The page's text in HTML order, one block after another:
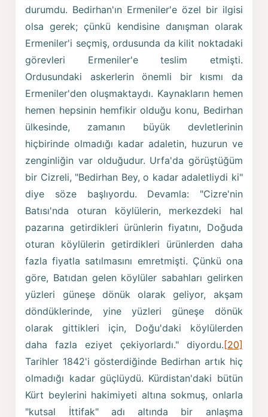
durumdu. Bedirhan'ın Ermeniler'e özel bir ilgisi
olsa gerek; çünkü kendisine danışman olarak
Ermeniler'i seçmiş, ordusunda da kilit noktadaki
görevleri Ermeniler'e teslim etmişti.
Ordusundaki askerlerin önemli bir kısmı da
Ermeniler'den oluşmaktaydı. Kaynakların hemen
hemen hepsinin hemfikir olduğu konu, Bedirhan
ülkesinde, zamanın büyük devletlerinin
hiçbirinde olmadığı kadar adaletin, huzurun ve
zenginliğin var olduğudur. Urfa'da görüştüğüm
bir Cizreli, "Bedirhan Bey, o kadar adaletliydi ki"
diye söze başlıyordu. Devamla: "Cizre'nin
Batısı'nda oturan köylülerin, merkezdeki hal
pazarına getirdikleri ürünlerin fiyatını, Doğuda
oturan köylülerin getirdikleri ürünlerden daha
fazla fiyatla satılmasını emretmişti. Çünkü ona
göre, Batıdan gelen köylüler sabahları gelirken
yüzleri güneşe dönük olarak geliyor, akşam
döndüklerinde, yine yüzleri güneşe dönük
olarak gittikleri için, Doğu'daki köylülerden
daha fazla eziyet çekiyorlardı." diyordu. [20]
Tarihler 1842'i gösterdiğinde Bedirhan artık hiç
olmadığı kadar güçlüydü. Kürdistan'daki bütün
Kürt beylerini hakimiyeti altına sokmuş, onlarla
"kutsal İttifak" adı altında bir anlaşma